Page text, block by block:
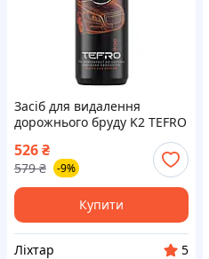
Засіб для видалення
дорожнього бруду K2 TEFRO
PRO концентрат пляшка 1 л
(D0301) [K208-liht]
526₴
579 ₴ -9%
Купити
Ліхтар
5